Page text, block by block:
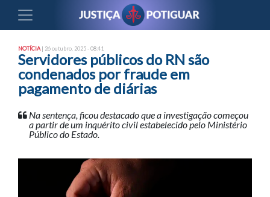
NOTÍCIA | 26 outubro, 2025 - 08:41
Servidores públicos do RN são
condenados por fraude em
pagamento de diárias
Na sentença, ficou destacado que a investigação começou
a partir de um inquérito civil estabelecido pelo Ministério
Público do Estado.